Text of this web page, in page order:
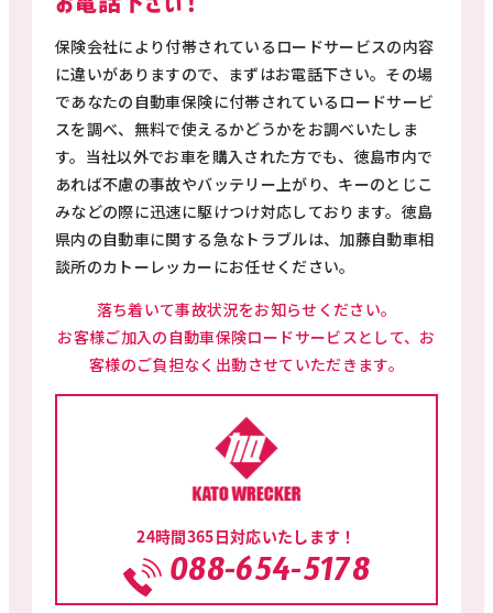
保険会社により付帯されているロードサービスの内容
に違いがありますので、まずはお電話下さい。その場
であなたの自動車保険に付帯されているロードサービ
スを調べ、無料で使えるかどうかをお調べいたしま
す。当社以外でお車を購入された方でも、徳島市内で
あれば不慮の事故やバッテリー上がり、キーのとじこ
みなどの際に迅速に駆けつけ対応しております。徳島
県内の自動車に関する急なトラブルは、加藤自動車相
談所のカトーレッカーにお任せください。
落ち着いて事故状況をお知らせください。
お客様ご加入の自動車保険ロードサービスとして、お
客様のご負担なく出動させていただきます。
24時間365日対応いたします！
088-654-5178